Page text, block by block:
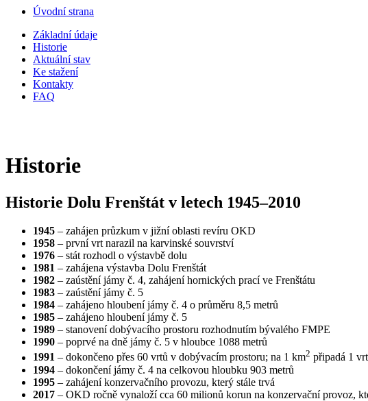
Úvodní strana
Základní údaje
Historie
Aktuální stav
Ke stažení
Kontakty
FAQ
Historie
Historie Dolu Frenštát v letech 1945–2010
1945 – zahájen průzkum v jižní oblasti revíru OKD
1958 – první vrt narazil na karvinské souvrství
1976 – stát rozhodl o výstavbě dolu
1981 – zahájena výstavba Dolu Frenštát
1982 – zaústění jámy č. 4, zahájení hornických prací ve Frenštátu
1983 – zaústění jámy č. 5
1984 – zahájeno hloubení jámy č. 4 o průměru 8,5 metrů
1985 – zahájeno hloubení jámy č. 5
1989 – stanovení dobývacího prostoru rozhodnutím bývalého FMPE
1990 – poprvé na dně jámy č. 5 v hloubce 1088 metrů
1991 – dokončeno přes 60 vrtů v dobývacím prostoru; na 1 km2 připadá 1
1994 – dokončení jámy č. 4 na celkovou hloubku 903 metrů
1995 – zahájení konzervačního provozu, který stále trvá
2017 – OKD ročně vynaloží cca 60 milionů korun na konzervační provoz,